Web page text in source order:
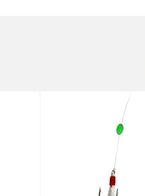
Anti-spam zaštita - izračunajte koliko je 4 + 1 :